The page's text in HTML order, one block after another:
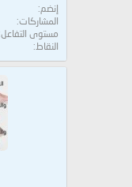
إنضم
المشاركات
مستوى التفاعل
النقاط